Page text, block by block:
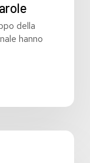
della
hanno